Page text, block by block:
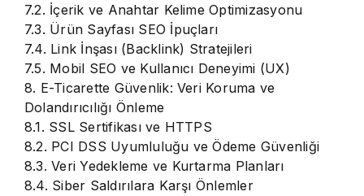
7.2. İçerik ve Anahtar Kelime Optimizasyonu
7.3. Ürün Sayfası SEO İpuçları
7.4. Link İnşası (Backlink) Stratejileri
7.5. Mobil SEO ve Kullanıcı Deneyimi (UX)
8. E-Ticarette Güvenlik: Veri Koruma ve
Dolandırıcılığı Önleme
8.1. SSL Sertifikası ve HTTPS
8.2. PCI DSS Uyumluluğu ve Ödeme Güvenliği
8.3. Veri Yedekleme ve Kurtarma Planları
8.4. Siber Saldırılara Karşı Önlemler